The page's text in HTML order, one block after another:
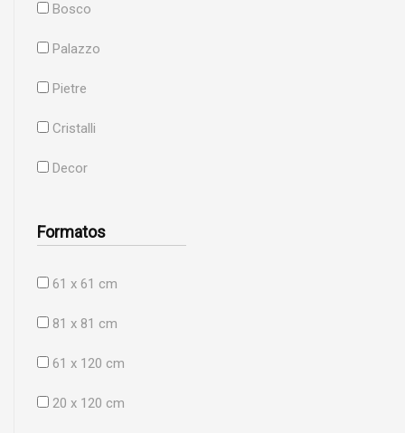
Bosco
Palazzo
Pietre
Cristalli
Decor
Formatos
61 x 61 cm
81 x 81 cm
61 x 120 cm
20 x 120 cm